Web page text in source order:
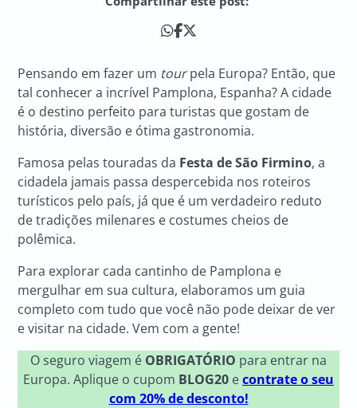
Pensando em fazer um tourpela Europa? Então, que
tal conhecer a incrível Pamplona, Espanha? A cidade
é o destino perfeito para turistas que gostam de
história, diversão e ótima gastronomia.
Famosa pelas touradas da Festa de São Firmino, a
cidadela jamais passa despercebida nos roteiros
turísticos pelo país, já que é um verdadeiro reduto
de tradições milenares e costumes cheios de
polêmica.
Para explorar cada cantinho de Pamplona e
mergulhar em sua cultura, elaboramos um guia
completo com tudo que você não pode deixar de ver
e visitar na cidade. Vem com a gente!
O seguro viagem é OBRIGATÓRIO para entrar na
Europa. Aplique o cupom BLOG20 econtrate o seu
com 20% de desconto!